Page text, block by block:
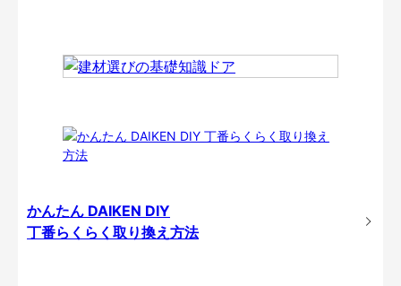
かんたん DAIKEN DIY
丁番らくらく取り換え方法